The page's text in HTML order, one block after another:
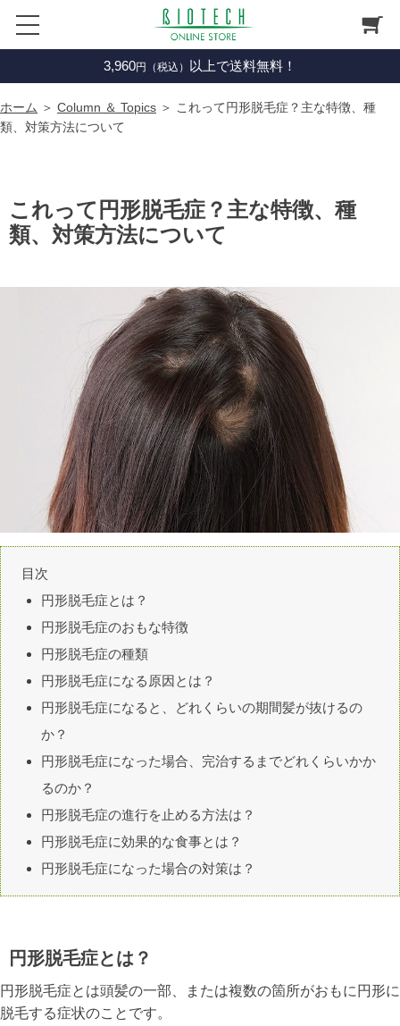
3,960円（税込） 以上で送料無料！
ホーム ＞ Column ＆ Topics ＞ これって円形脱毛症？主な特徴、種
類、対策方法について
これって円形脱毛症？主な特徴、種
類、対策方法について
目次
円形脱毛症とは？
円形脱毛症のおもな特徴
円形脱毛症の種類
円形脱毛症になる原因とは？
円形脱毛症になると、どれくらいの期間髪が抜けるの
か？
円形脱毛症になった場合、完治するまでどれくらいかか
るのか？
円形脱毛症の進行を止める方法は？
円形脱毛症に効果的な食事とは？
円形脱毛症になった場合の対策は？
円形脱毛症とは？
円形脱毛症とは頭髪の一部、または複数の箇所がおもに円形に
脱毛する症状のことです。